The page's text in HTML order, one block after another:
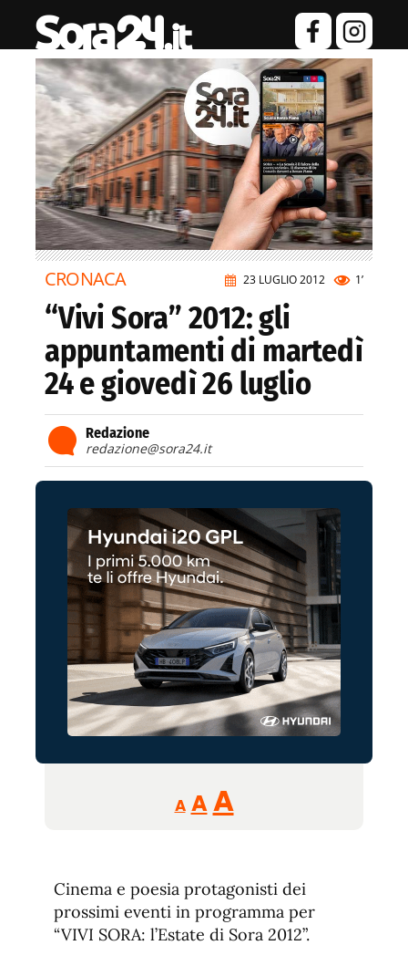
23 LUGLIO 2012 1’
CRONACA
“Vivi Sora” 2012: gli
appuntamenti di martedì
24 e giovedì 26 luglio
Redazione
redazione@sora24.it
A
Reducir
tamaño
A Restablecer
fuente
AAumentar
de
fuente.
Cinema e poesia protagonisti dei
prossimi eventi in programma per
“VIVI SORA: l’Estate di Sora 2012”.